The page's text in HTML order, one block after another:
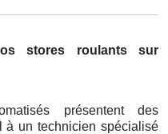
stores roulants sur
présentent des
à un technicien spécialisé